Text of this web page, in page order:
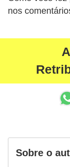
nos
Sobre o
S
g
a
s